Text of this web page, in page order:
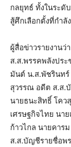
กลยุทธ์ ทั้งในระดั
สู้ศึกเลือกตั้งที่กำลั
ผู้สื่อข่าวรายงาน
ส.ส.พรรคพลังปร
มันต์ น.ส.พัชรินทร์
สุวรรณ อดีต ส.ส.
นายธนะสิทธิ์ โคว
เศรษฐกิจไทย นา
ก้าวไกล นายคาร
ส.ส.บัญชีรายชื่อพ